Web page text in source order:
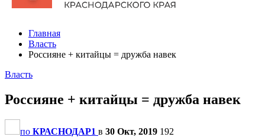
Главная
Власть
Россияне + китайцы = дружба навек
Власть
Россияне + китайцы = дружба навек
по КРАСНОДАР1 в 30 Окт, 2019 192